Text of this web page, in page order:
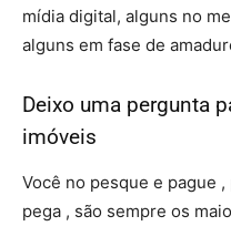
mídia digital, alguns no
alguns em fase de
Deixo uma pergunta
imóveis
Você no pesque e pague
pega , são sempre os